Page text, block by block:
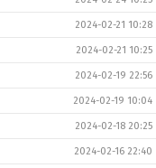
2024-02-21 10:28
2024-02-21 10:25
2024-02-19 22:56
2024-02-19 10:04
2024-02-18 20:25
2024-02-16 22:40